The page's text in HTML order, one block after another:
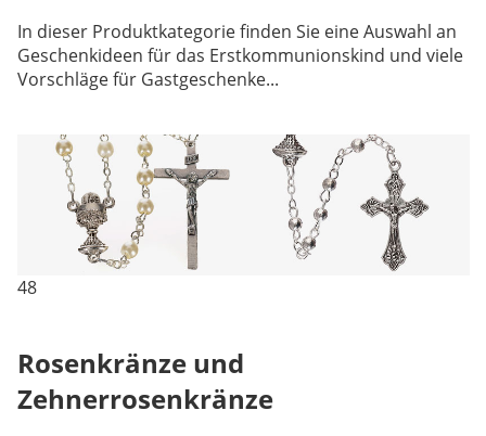
In dieser Produktkategorie finden Sie eine Auswahl an
Geschenkideen für das Erstkommunionskind und viele
Vorschläge für Gastgeschenke...
48
Rosenkränze und
Zehnerrosenkränze